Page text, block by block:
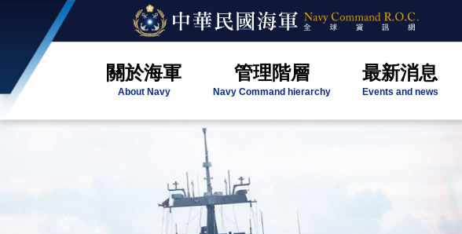
關於海軍
About Navy
管理階層
Navy Command hierarchy
最新消息
Events and news